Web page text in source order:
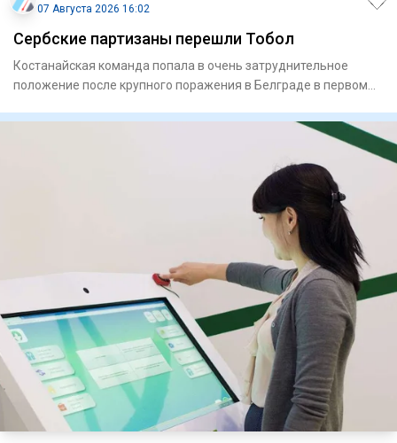
07 Августа 2026 16:02
Сербские партизаны перешли Тобол
Костанайская команда попала в очень затруднительное
положение после крупного поражения в Белграде в первом